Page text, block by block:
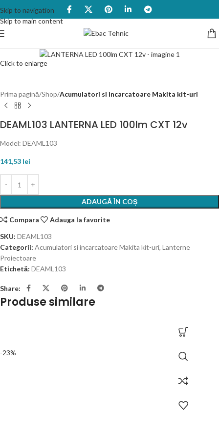
Skip to navigation
Skip to main content
Click to enlarge
Prima pagină Shop Acumulatori si incarcatoare Makita kit-uri
DEAML103 LANTERNA LED 100lm CXT 12v
Model: DEAML103
141,53 lei
ADAUGĂ ÎN COȘ
Compara
Adauga la favorite
SKU: DEAML103
Categorii: Acumulatori si incarcatoare Makita kit-uri, Lanterne
Proiectoare
Etichetă: DEAML103
Share:
Produse similare
-23%